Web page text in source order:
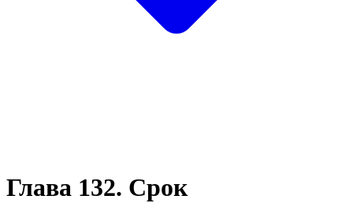
Глава 132. Срок